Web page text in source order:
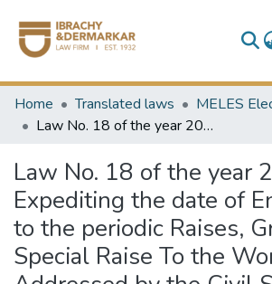
Communities & Collections
All of DSpace
Home Translated laws
MELES
Law No. 18 of the year 2023 On Expediting the date of Entitlement to the periodic Raises, Granting a Special Raise To the Workers Non-Addressed by the Civil Service Law, Increasing the Additional Incentive Payable to the State Civil Servants, Giving a Special Grant to the Workers of the Public Sector Companies and Public Business Sector Companies, Increasing the Civil and Military Pensions, Amending Certain Provisions of law No. 415 of the year 1954 on Practicing the Medical Profession, Amending Certain Provisions of the Law Organizing the Affairs of the Members of the Medical Professions Working at the Entities Affiliated to the Ministry of Health and Population Non-Addressed by Special Laws or Regulations as Promulgated by Law no. 14 of the Year 2014, Amending Certain Provisions of the Social Insurance and Pensions Law Promulgated by Law no. 148 of the Year 2019, Amending Certain Provisions of law No. 212 of the year 2020 Amending Certain Provisions of the Education Law Promulgated by Law no. 139 of the Year 1981 and Law No. 103 of the Year 1961 on the Reorganization of Al Azhar and its Authorities and Establishing A Social Welfare Fund for the Teachers at the Educational Professions and their Assistants at the Ministry of Education, Technical Education and Al Azhar Al Sharif = قانون رقم 18 لسنة 2023 بتعجيل موعد استحقاق العلاوات الدورية ومنح علاوة خاصة لغير المخاطبين بقانون الخدمة المدنية وزيادة الحافز الإضافي للعاملين بالدولة وتقرير منحة خاصة للعاملين بشركات القطاع العام وقطاع الأعمال العام وزيادة المعاشات المدنية والعسكرية، وتعديل بعض أحكام القانون رقم 415 لسنة 1954 في شأن مزاولة مهنة الطب، وتعديل بعض أحكام قانون بتنظيم شئون أعضاء المهن الطبية العاملين بالجهات التابعة لوزارة الصحة والسكان من غير المخاطبين بقوانين أو لوائح خاصة الصادر بالقانون رقم 14 لسنة 2014 ، وتعديل بعض أحكام قانون التأمينات الاجتماعية والمعاشات الصادر بالقانون رقم 148 لسنة 2019 ، وتعديل بعض أحكام القانون رقم 212 لسنة 2020 بتعديل بعض أحكام قانون التعليم الصادر بالقانون رقم 139 لسنة 1981 والقانون رقم 103 لسنة 1961 بشأن إعادة تنظيم الأزهر والهيئات التي يشملها وبإنشاء صندوق الرعاية الاجتماعية للمعلمين بالمهن التعليمية ومعاونيهم بالتربية والتعليم والتعليم الفني والأزهر الشريف
Law No. 18 of the year
Expediting the date of
to the periodic Raises,
Special Raise To the